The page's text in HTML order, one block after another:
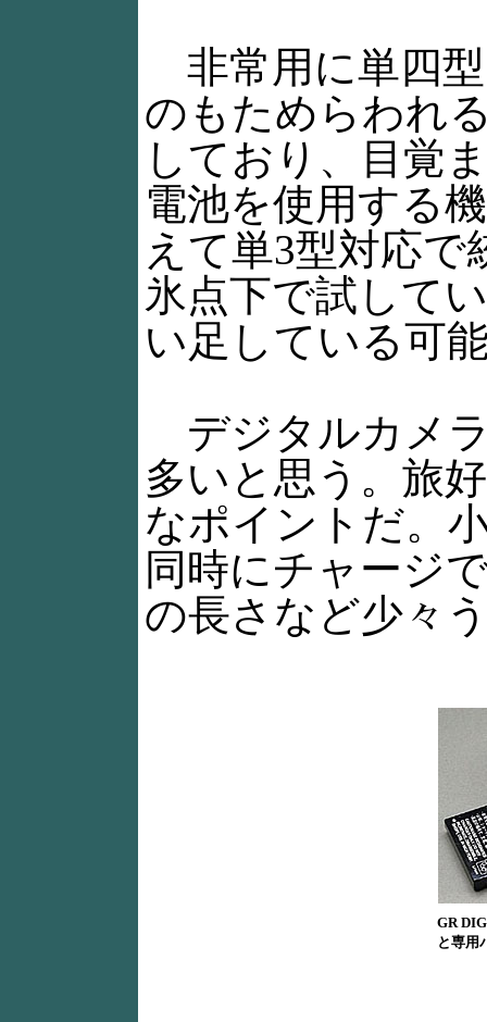
非常用に単四
のもためらわれ
しており、目覚
電池を使用する
えて単3型対応
氷点下で試して
い足している可
デジタルカメ
多いと思う。旅
なポイントだ。
同時にチャージ
の長さなど少々
GR
と専用